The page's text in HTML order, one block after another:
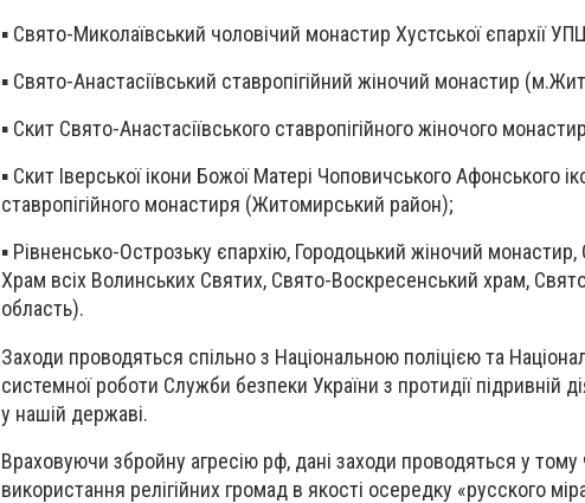
▪️ Свято-Миколаївський чоловічий монастир Хустської єпархії
▪️ Свято-Анастасіївський ставропігійний жіночий монастир
▪️ Скит Свято-Анастасіївського ставропігійного жіночого
▪️ Скит Іверської ікони Божої Матері Чоповичського Афонського
ставропігійного монастиря (Житомирський район);
▪️ Рівненсько-Острозьку єпархію, Городоцький жіночий монастир,
Храм всіх Волинських Святих, Свято-Воскресенський храм,
область).
Заходи проводяться спільно з Національною поліцією та
системної роботи Служби безпеки України з протидії підривній
у нашій державі.
Враховуючи збройну агресію рф, дані заходи проводяться у
використання релігійних громад в якості осередку «русского